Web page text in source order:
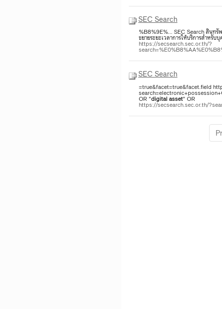
SEC Search
%B8%9E%... SEC Search สินท
ขยายระยะเวลาการให้บริการสำหรับ
https://secsearch.sec.or.th/?
SEC Search
=true&facet=true&facet.field
OR "digitalasset" OR
https://secsearch.sec.or.th/